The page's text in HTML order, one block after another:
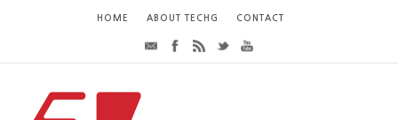
HOME ABOUT TECHG CONTACT